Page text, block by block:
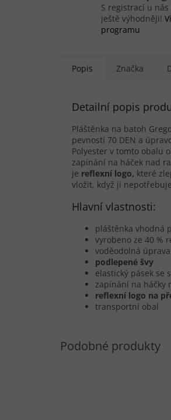
S registrací u
ještě výhodněji!
programu
Popis Značka
Detailní popis
Pláštěnka na batoh
pevností 70 DEN a
Polyester v tomto obalu
zapínání na háček nad
je reflexní logo, které
vložit, když ji
Hlavní vlastnosti:
pláštěnka vhodná
vyrobeno ze 40 %
voděodolná úprava
podlepené švy
elastický pásek se
zapínání na
reflexní logo na
transportní obal